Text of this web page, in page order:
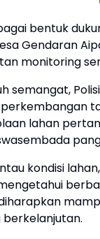
bentuk
Gendaran
monitoring
semangat,
lahan
kondisi